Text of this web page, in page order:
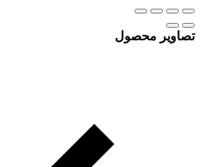
تصاویر محصول